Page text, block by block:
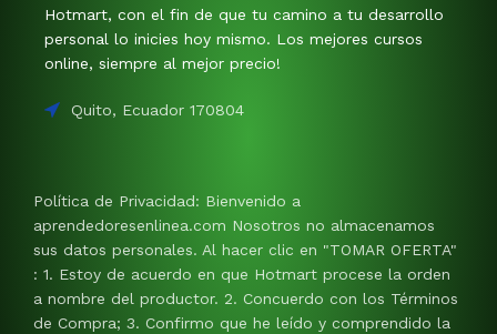
Hotmart, con el fin de que tu camino a tu desarrollo
personal lo inicies hoy mismo. Los mejores cursos
online, siempre al mejor precio!
Quito, Ecuador 170804
Política de Privacidad: Bienvenido a
aprendedoresenlinea.com Nosotros no almacenamos
sus datos personales. Al hacer clic en "TOMAR OFERTA"
: 1. Estoy de acuerdo en que Hotmart procese la orden
a nombre del productor. 2. Concuerdo con los Términos
de Compra; 3. Confirmo que he leído y comprendido la